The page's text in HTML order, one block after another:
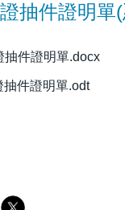
抽件證明單
抽件證明單.docx
抽件證明單.odt